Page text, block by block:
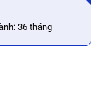
36 tháng